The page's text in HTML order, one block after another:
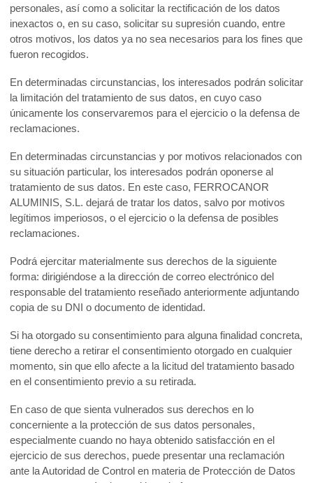
personales, así como a solicitar la rectificación de los datos
inexactos o, en su caso, solicitar su supresión cuando, entre
otros motivos, los datos ya no sea necesarios para los fines que
fueron recogidos.
En determinadas circunstancias, los interesados podrán solicitar
la limitación del tratamiento de sus datos, en cuyo caso
únicamente los conservaremos para el ejercicio o la defensa de
reclamaciones.
En determinadas circunstancias y por motivos relacionados con
su situación particular, los interesados podrán oponerse al
tratamiento de sus datos. En este caso, FERROCANOR
ALUMINIS, S.L. dejará de tratar los datos, salvo por motivos
legítimos imperiosos, o el ejercicio o la defensa de posibles
reclamaciones.
Podrá ejercitar materialmente sus derechos de la siguiente
forma: dirigiéndose a la dirección de correo electrónico del
responsable del tratamiento reseñado anteriormente adjuntando
copia de su DNI o documento de identidad.
Si ha otorgado su consentimiento para alguna finalidad concreta,
tiene derecho a retirar el consentimiento otorgado en cualquier
momento, sin que ello afecte a la licitud del tratamiento basado
en el consentimiento previo a su retirada.
En caso de que sienta vulnerados sus derechos en lo
concerniente a la protección de sus datos personales,
especialmente cuando no haya obtenido satisfacción en el
ejercicio de sus derechos, puede presentar una reclamación
ante la Autoridad de Control en materia de Protección de Datos